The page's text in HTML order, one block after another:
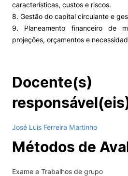
características, custos e riscos.
8. Gestão do capital circulante e
9. Planeamento financeiro de
projeções, orçamentos e
Docente(s)
José Luis Ferreira Martinho
Métodos de
Exame e Trabalhos de grupo